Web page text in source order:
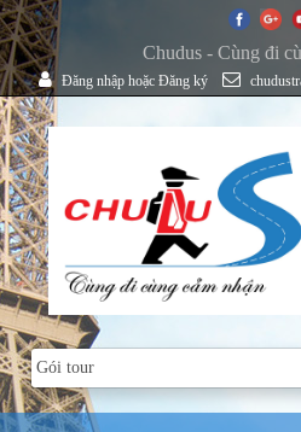
Chudus - Cùng đi
Đăng nhập hoặc Đăng ký